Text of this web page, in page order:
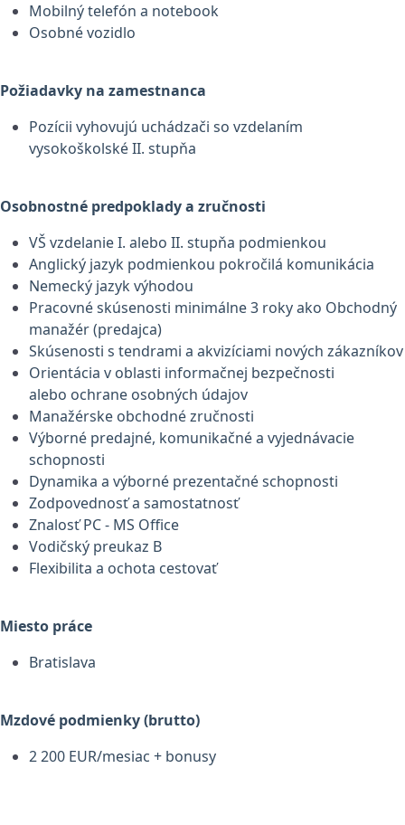
Mobilný telefón a notebook
Osobné vozidlo
Požiadavky na zamestnanca
Pozícii vyhovujú uchádzači so vzdelaním
vysokoškolské II. stupňa
Osobnostné predpoklady a zručnosti
VŠ vzdelanie I. alebo II. stupňa podmienkou
Anglický jazyk podmienkou pokročilá komunikácia
Nemecký jazyk výhodou
Pracovné skúsenosti minimálne 3 roky ako Obchodný
manažér (predajca)
Skúsenosti s tendrami a akvizíciami nových zákazníkov
Orientácia v oblasti informačnej bezpečnosti
alebo ochrane osobných údajov
Manažérske obchodné zručnosti
Výborné predajné, komunikačné a vyjednávacie
schopnosti
Dynamika a výborné prezentačné schopnosti
Zodpovednosť a samostatnosť
Znalosť PC - MS Office
Vodičský preukaz B
Flexibilita a ochota cestovať
Miesto práce
Bratislava
Mzdové podmienky (brutto)
2 200 EUR/mesiac + bonusy